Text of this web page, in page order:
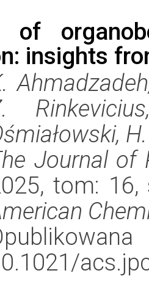
of
insights
Journal of
tom: 16,